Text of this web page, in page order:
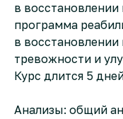
в
программа
в восстановлении
тревожности и
Курс длится 5
Анализы: общий